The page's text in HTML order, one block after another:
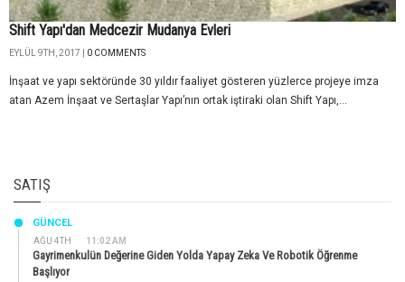
Shift Yapı'dan Medcezir Mudanya Evleri
EYLÜL 9TH, 2017 | 0 COMMENTS
İnşaat ve yapı sektöründe 30 yıldır faaliyet gösteren yüzlerce projeye imza
atan Azem İnşaat ve Sertaşlar Yapı’nın ortak iştiraki olan Shift Yapı,...
SATIŞ
AĞU 4TH 11:02 AM
GÜNCEL
Gayrimenkulün Değerine Giden Yolda Yapay Zeka Ve Robotik Öğrenme
Başlıyor